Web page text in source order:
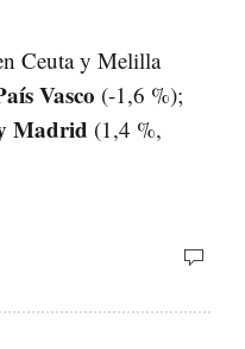
Ceuta y Melilla
Vasco (-1,6 %);
Madrid (1,4 %,